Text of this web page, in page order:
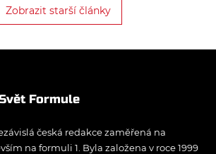
o
Zobrazit starší články
Formule
česká redakce zaměřená na
na formuli 1. Byla založena v roce 1999